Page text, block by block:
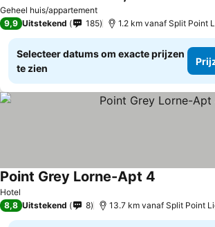
Geheel huis/appartement
9,9 Uitstekend 185 1.2 km vanaf Split Point
Selecteer datums om exacte prijzen
te zien
Hotel
Point Grey Lorne-Apt 4
8,8 Uitstekend 8 13.7 km vanaf Split Point